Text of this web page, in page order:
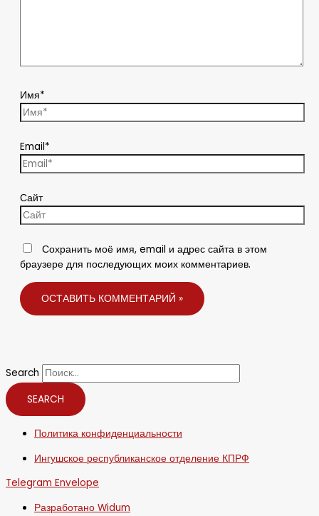
Имя*
Email*
Сайт
Сохранить моё имя, email и адрес сайта в этом
браузере для последующих моих комментариев.
Search
SEARCH
Политика конфиденциальности
Ингушское республиканское отделение КПРФ
Telegram Envelope
Разработано Widum